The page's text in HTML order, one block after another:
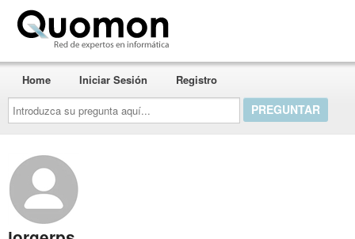
Introduzca
su
pregunta
aquí...
Home Iniciar Sesión Registro